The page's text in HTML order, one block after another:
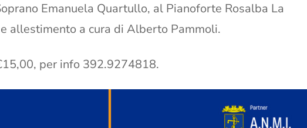
Emanuela Quartullo, al Pianoforte Rosalba La
allestimento a cura di Alberto Pammoli.
per info 392.9274818.